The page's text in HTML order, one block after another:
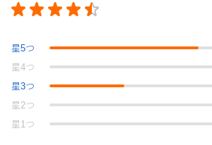
星5つ
星4つ
星3つ
星 2つ
星 1つ